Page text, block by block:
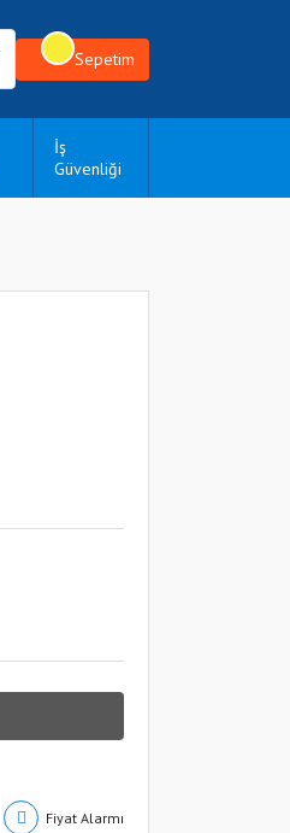
Sepetim
İş
Güvenliği
Fiyat Alarmı